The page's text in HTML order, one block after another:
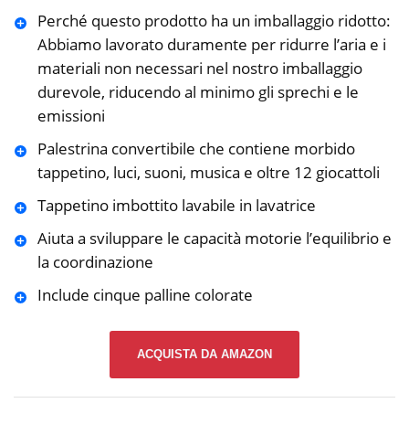
Perché questo prodotto ha un imballaggio ridotto:
Abbiamo lavorato duramente per ridurre l’aria e i
materiali non necessari nel nostro imballaggio
durevole, riducendo al minimo gli sprechi e le
emissioni
Palestrina convertibile che contiene morbido
tappetino, luci, suoni, musica e oltre 12 giocattoli
Tappetino imbottito lavabile in lavatrice
Aiuta a sviluppare le capacità motorie l’equilibrio e
la coordinazione
Include cinque palline colorate
ACQUISTA DA AMAZON